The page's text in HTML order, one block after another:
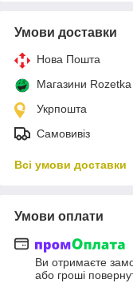
Умови доставки
Нова Пошта
Магазини Rozetka
Укрпошта
Самовивіз
Всі умови доставки
Умови оплати
Ви отримаєте
або гроші